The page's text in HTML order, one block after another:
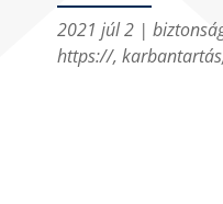
2021 júl 2|
https://, karbantartás